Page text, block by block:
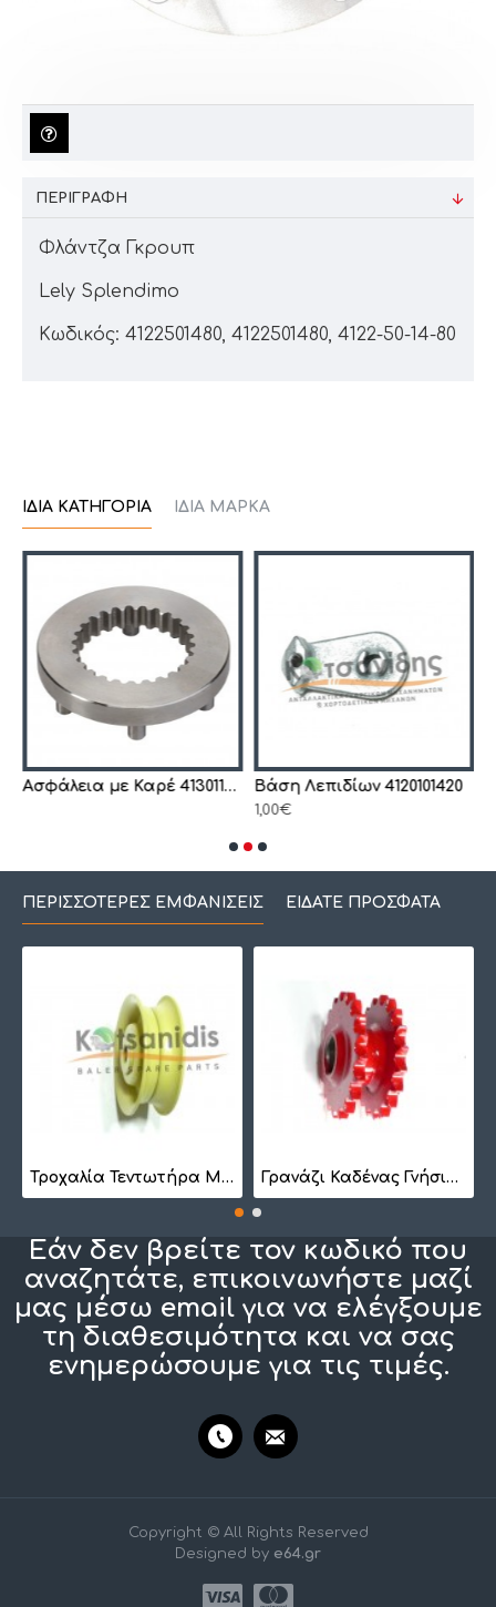
ΠΕΡΙΓΡΑΦΉ
Φλάντζα Γκρουπ
Lely Splendimo
Κωδικός: 4122501480, 4122501480, 4122-50-14-80
ΊΔΙΑ ΚΑΤΗΓΟΡΊΑ ΊΔΙΑ ΜΆΡΚΑ
Ασφάλεια με Καρέ 4130119790 Βάση Λεπιδίων 4120101420
1,00€
ΠΕΡΙΣΣΌΤΕΡΕΣ ΕΜΦΑΝΊΣΕΙΣ ΕΊΔΑΤΕ ΠΡΌΣΦΑΤΑ
Τροχαλία Τεντωτήρα Μικρή BS 1022 Γρανάζι Καδένας Γνήσιο 1257410201
Εάν δεν βρείτε τον κωδικό που
αναζητάτε, επικοινωνήστε μαζί
μας μέσω email για να ελέγξουμε
τη διαθεσιμότητα και να σας
ενημερώσουμε για τις τιμές.
Copyright © All Rights Reserved
Designed by e64.gr